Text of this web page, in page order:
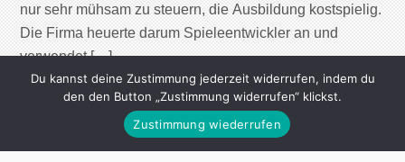
nur sehr mühsam zu steuern, die Ausbildung kostspielig.
Die Firma heuerte darum Spieleentwickler an und
verwendet […]
Continue Reading
Du kannst deine Zustimmung jederzeit widerrufen, indem du
den den Button „Zustimmung widerrufen“ klickst.
Zustimmung wiederrufen